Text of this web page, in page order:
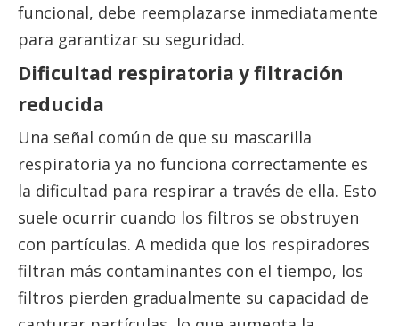
funcional, debe reemplazarse inmediatamente
para garantizar su seguridad.
Dificultad respiratoria y filtración
reducida
Una señal común de que su mascarilla
respiratoria ya no funciona correctamente es
la dificultad para respirar a través de ella. Esto
suele ocurrir cuando los filtros se obstruyen
con partículas. A medida que los respiradores
filtran más contaminantes con el tiempo, los
filtros pierden gradualmente su capacidad de